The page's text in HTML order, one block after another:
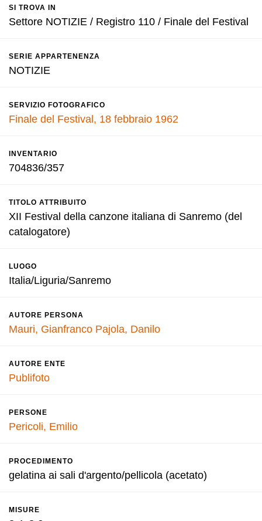
SI TROVA IN
Settore NOTIZIE / Registro 110 / Finale del Festival
SERIE APPARTENENZA
NOTIZIE
SERVIZIO FOTOGRAFICO
Finale del Festival, 18 febbraio 1962
INVENTARIO
704836/357
TITOLO ATTRIBUITO
XII Festival della canzone italiana di Sanremo (del
catalogatore)
LUOGO
Italia/Liguria/Sanremo
AUTORE PERSONA
Mauri, Gianfranco Pajola, Danilo
AUTORE ENTE
Publifoto
PERSONE
Pericoli, Emilio
PROCEDIMENTO
gelatina ai sali d'argento/pellicola (acetato)
MISURE